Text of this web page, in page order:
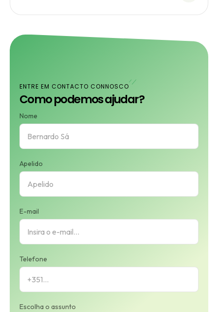
ENTRE EM CONTACTO CONNOSCO
Como podemos ajudar?
Nome
Apelido
E-mail
Telefone
Escolha o assunto